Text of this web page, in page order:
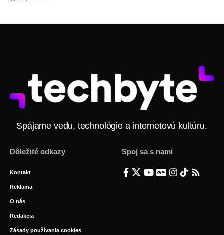
Spájame vedu, technológie a internetovú kultúru.
Dôležité odkazy
Kontakt
Reklama
O nás
Redakcia
Zásady používania cookies
Spoj sa s nami